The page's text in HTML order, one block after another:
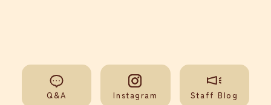
Q&A Instagram Staff Blog